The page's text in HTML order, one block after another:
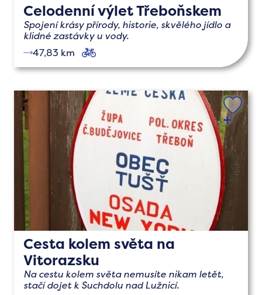
Celodenní výlet Třeboňskem
Spojení krásy přírody, historie, skvělého jídlo a
klidné zastávky u vody.
47,83 km
Cesta kolem světa na
Vitorazsku
Na cestu kolem světa nemusíte nikam letět,
stačí dojet k Suchdolu nad Lužnicí.